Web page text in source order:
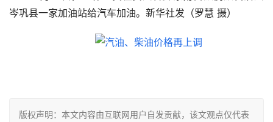
岑巩县一家加油站给汽车加油。新华社发（罗慧 摄）
版权声明：本文内容由互联网用户自发贡献，该文观点仅代表